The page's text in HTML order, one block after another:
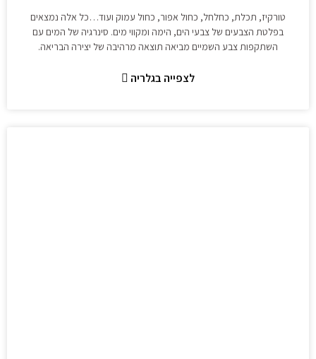
טורקיז, תכלת, כחלחל, כחול אפור, כחול עמוק ועוד…כל אלה נמצאים
בפלטת הצבעים של צבעי הים, הימה ומקווי מים. סינרגיה של המים עם
השתקפות צבע השמיים מביאה תוצאה מרהיבה של יצירה הבריאה.
לצפייה בגלריה